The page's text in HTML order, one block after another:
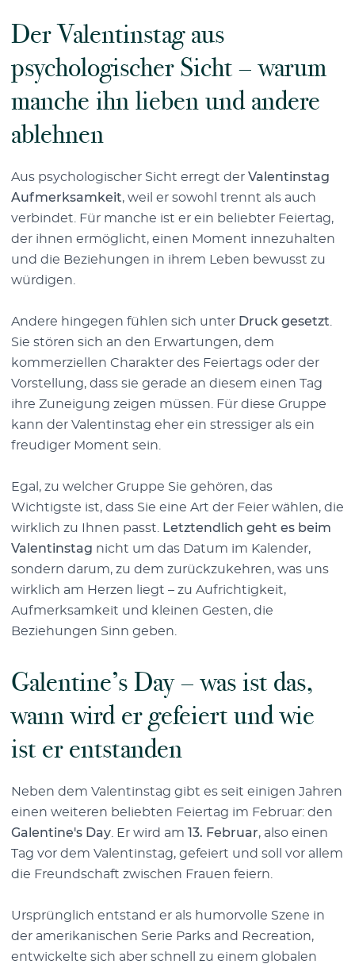
Der Valentinstag aus
psychologischer Sicht – warum
manche ihn lieben und andere
ablehnen
Aus psychologischer Sicht erregt der Valentinstag
Aufmerksamkeit, weil er sowohl trennt als auch
verbindet. Für manche ist er ein beliebter Feiertag,
der ihnen ermöglicht, einen Moment innezuhalten
und die Beziehungen in ihrem Leben bewusst zu
würdigen.
Andere hingegen fühlen sich unter Druck gesetzt
Sie stören sich an den Erwartungen, dem
kommerziellen Charakter des Feiertags oder der
Vorstellung, dass sie gerade an diesem einen Tag
ihre Zuneigung zeigen müssen. Für diese Gruppe
kann der Valentinstag eher ein stressiger als ein
freudiger Moment sein.
Egal, zu welcher Gruppe Sie gehören, das
Wichtigste ist, dass Sie eine Art der Feier wählen, die
wirklich zu Ihnen passt.
Letztendlich geht es beim
Valentinstag nicht um das Datum im Kalender,
sondern darum, zu dem zurückzukehren, was uns
wirklich am Herzen liegt – zu Aufrichtigkeit,
Aufmerksamkeit und kleinen Gesten, die
Beziehungen Sinn geben.
Galentine’s Day – was ist das,
wann wird er gefeiert und wie
ist er entstanden
Neben dem Valentinstag gibt es seit einigen Jahren
einen weiteren beliebten Feiertag im Februar: den
Galentine's Day . Er wird am 13. Februar, also einen
Tag vor dem Valentinstag, gefeiert und soll vor allem
die Freundschaft zwischen Frauen feiern.
Ursprünglich entstand er als humorvolle Szene in
der amerikanischen Serie Parks and Recreation,
entwickelte sich aber schnell zu einem globalen